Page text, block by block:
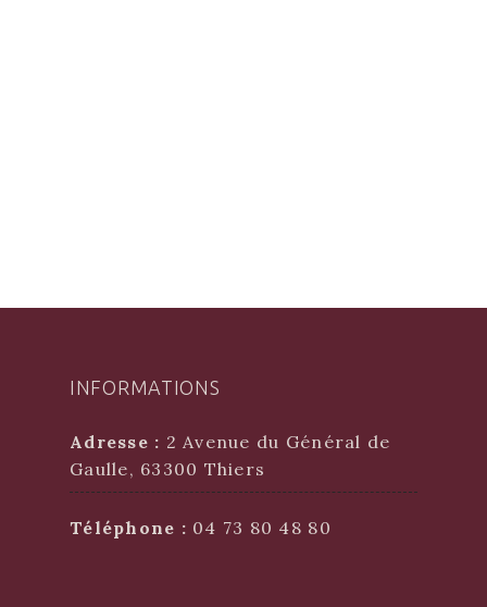
INFORMATIONS
Adresse : 2 Avenue du Général de
Gaulle, 63300 Thiers
Téléphone : 04 73 80 48 80